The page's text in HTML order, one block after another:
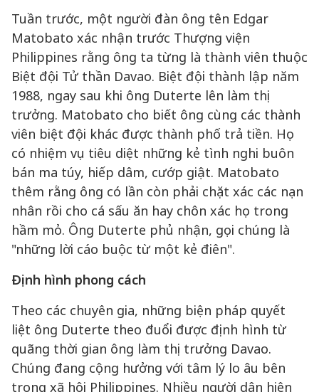
Tuần trước, một người đàn ông tên Edgar
Matobato xác nhận trước Thượng viện
Philippines rằng ông ta từng là thành viên thuộc
Biệt đội Tử thần Davao. Biệt đội thành lập năm
1988, ngay sau khi ông Duterte lên làm thị
trưởng. Matobato cho biết ông cùng các thành
viên biệt đội khác được thành phố trả tiền. Họ
có nhiệm vụ tiêu diệt những kẻ tình nghi buôn
bán ma túy, hiếp dâm, cướp giật. Matobato
thêm rằng ông có lần còn phải chặt xác các nạn
nhân rồi cho cá sấu ăn hay chôn xác họ trong
hầm mỏ. Ông Duterte phủ nhận, gọi chúng là
"những lời cáo buộc từ một kẻ điên".
Định hình phong cách
Theo các chuyên gia, những biện pháp quyết
liệt ông Duterte theo đuổi được định hình từ
quãng thời gian ông làm thị trưởng Davao.
Chúng đang cộng hưởng với tâm lý lo âu bên
trong xã hội Philippines. Nhiều người dân hiện